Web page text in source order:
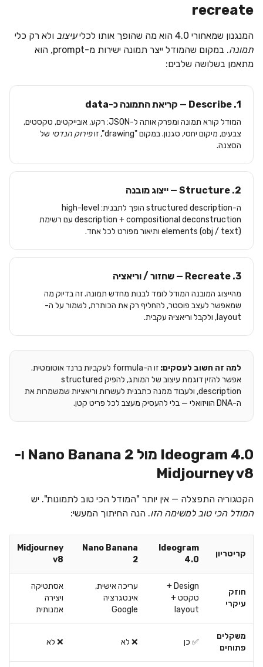
recreate
המנגנון שמאחורי 4.0 הוא מה שהופך אותו לכלי עיצוב ולא רק כלי
תמונה
. במקום שהמודל ייצר תמונה ישירות מ-prompt, הוא
מתאמן בשלושה שלבים:
1. Describe — קריאת התמונה כ-data
המודל קורא תמונה ומפרק אותה ל-JSON: רקע, אובייקטים, טקסטים,
צבעים, מיקום יחסי, סגנון. במקום "drawing", זו
פירוק הנדסי של
הסצנה.
2. Structure — ייצוג מובנה
ה-structured description הופך לתבנית: high-level
description + compositional deconstruction עם רשימת
elements (obj / text) ותיאור מפורט לכל אחד.
3. Recreate — שחזור / וריאציה
מהייצוג המובנה המודל לומד לבנות מחדש תמונה. זה בדיוק מה
שמאפשר לעצב פוסטר, להחליף רק את הכותרת, לשמור על ה-
layout, ולקבל וריאציה עקבית.
למה זה חשוב לעסקים:
זו ה-formula לעקביות ברנד אוטומטית.
אפשר להזין דוגמת עיצוב של המותג, להפיק structured
description, ולעבוד ממנה כתבנית לעשרות וריאציות שמשמרות את
ה-DNA הוויזואלי — בלי להעסיק מעצב לכל פריט קטן.
Ideogram 4.0 מול Nano Banana 2 ו-
Midjourney v8
הקטגוריה התפצלה — אין יותר "המודל הכי טוב לתמונות". יש
המודל הכי טוב למשימה הזו. הנה החיתוך המעשי:
קריטריון
Ideogram
4.0
Nano Banana
2
Midjourney
v8
חוזק
עיקרי
Design +
טקסט +
layout
עריכה אישית,
אינטגרציה
Google
אסתטיקה
ויצירה
אמנותית
משקלים
פתוחים
✅ כן ❌ לא ❌ לא